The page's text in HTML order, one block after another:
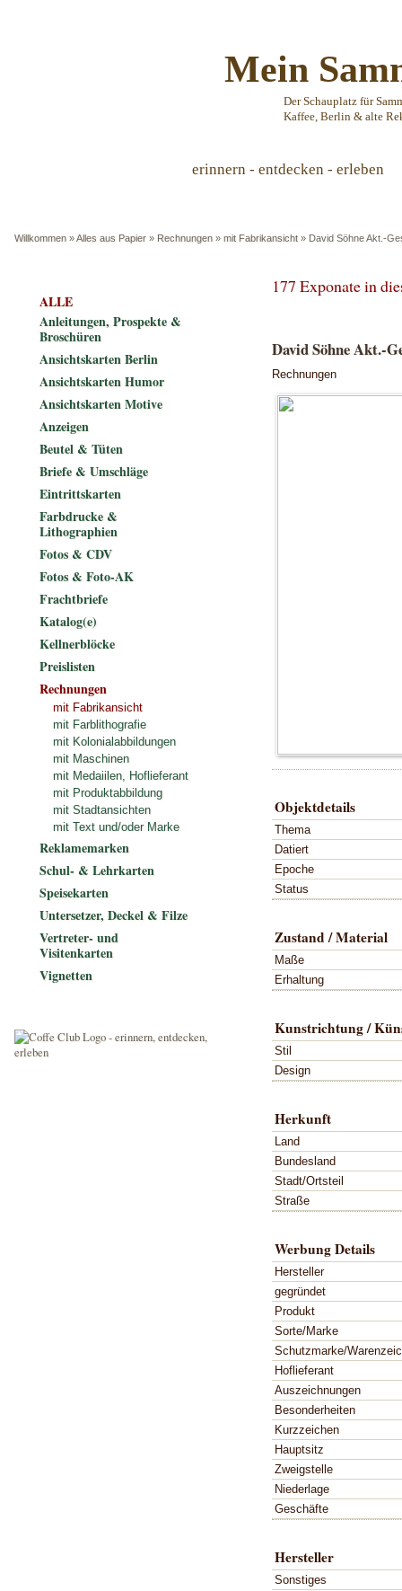
Mein
Der Schauplatz für
Kaffee, Berlin & alte
erinnern - entdecken - erleben
Willkommen »Alles aus Papier » Rechnungen » mit Fabrikansicht » David Söhne Akt.-
177 Exponate in
David Söhne Akt.-
Rechnungen
Objektdetails
Thema
Datiert
Epoche
Status
Zustand / Material
Maße
Erhaltung
Kunstrichtung /
Stil
Design
Herkunft
Land
Bundesland
Stadt/Ortsteil
Straße
Werbung Details
Hersteller
gegründet
Produkt
Sorte/Marke
Schutzmarke/
Hoflieferant
Auszeichnungen
Besonderheiten
Kurzzeichen
Hauptsitz
Zweigstelle
Niederlage
Geschäfte
Hersteller
Sonstiges
ALLE
Anleitungen, Prospekte &
Broschüren
Ansichtskarten Berlin
Ansichtskarten Humor
Ansichtskarten Motive
Anzeigen
Beutel & Tüten
Briefe & Umschläge
Eintrittskarten
Farbdrucke &
Lithographien
Fotos & CDV
Fotos & Foto-AK
Frachtbriefe
Katalog(e)
Kellnerblöcke
Preislisten
Rechnungen
mit Fabrikansicht
mit Farblithografie
mit Kolonialabbildungen
mit Maschinen
mit Medaiilen, Hoflieferant
mit Produktabbildung
mit Stadtansichten
mit Text und/oder Marke
Reklamemarken
Schul- & Lehrkarten
Speisekarten
Untersetzer, Deckel & Filze
Vertreter- und
Visitenkarten
Vignetten